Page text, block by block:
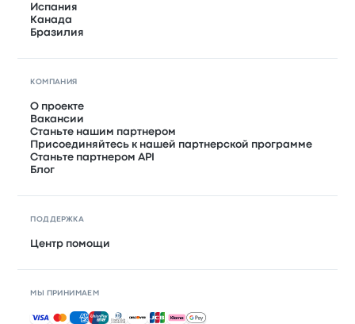
Испания
Канада
Бразилия
КОМПАНИЯ
О проекте
Вакансии
Станьте нашим партнером
Присоединяйтесь к нашей партнерской программе
Станьте партнером API
Блог
ПОДДЕРЖКА
Центр помощи
МЫ ПРИНИМАЕМ
Принимаемые способы оплаты